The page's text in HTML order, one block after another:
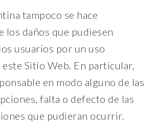
tampoco se hace
los daños que pudiesen
usuarios por un uso
este Sitio Web. En particular,
en modo alguno de las
falta o defecto de las
que pudieran ocurrir.